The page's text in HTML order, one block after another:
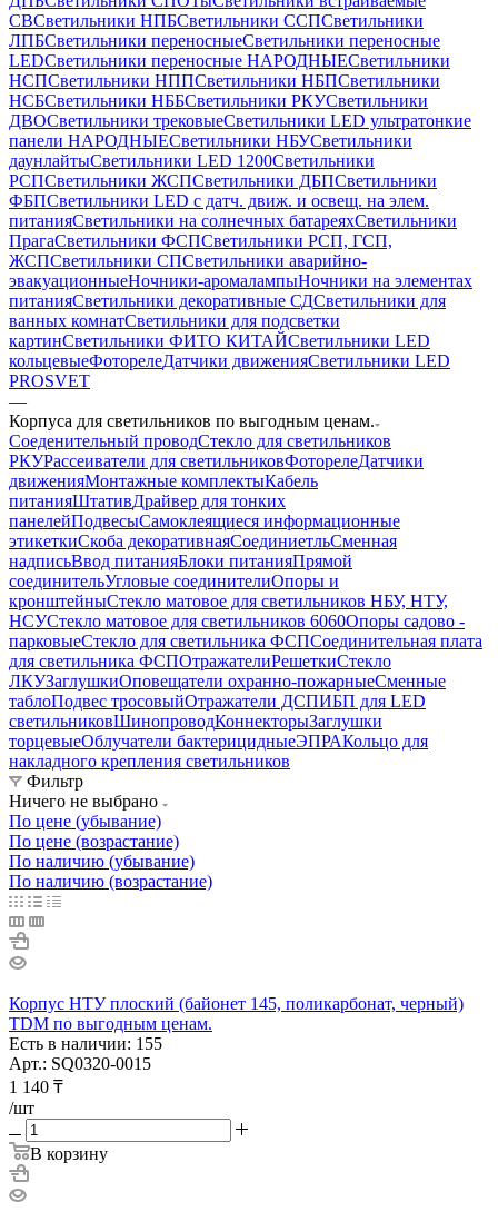
СВСветильники НПБСветильники ССПСветильники
ЛПБСветильники переносныеСветильники переносные
LEDСветильники переносные НАРОДНЫЕСветильники
НСПСветильники НППСветильники НБПСветильники
НСБСветильники НББСветильники РКУСветильники
ДВОСветильники трековыеСветильники LED ультратонкие
панели НАРОДНЫЕСветильники НБУСветильники
даунлайтыСветильники LED 1200Светильники
РСПСветильники ЖСПСветильники ДБПСветильники
ФБПСветильники LED с датч. движ. и освещ. на элем.
питанияСветильники на солнечных батареяхСветильники
ПрагаСветильники ФСПСветильники РСП, ГСП,
ЖСПСветильники СПСветильники аварийно-
эвакуационныеНочники-аромалампыНочники на элементах
питанияСветильники декоративные СДСветильники для
ванных комнатСветильники для подсветки
картинСветильники ФИТО КИТАЙСветильники LED
кольцевыеФоторелеДатчики движенияСветильники LED
PROSVET
—
Корпуса для светильников по выгодным ценам.
Соеденительный проводСтекло для светильников
РКУРассеиватели для светильниковФоторелеДатчики
движенияМонтажные комплектыКабель
питанияШтативДрайвер для тонких
панелейПодвесыСамоклеящиеся информационные
этикеткиСкоба декоративнаяСоединиетльСменная
надписьВвод питанияБлоки питанияПрямой
соединительУгловые соединителиОпоры и
кронштейныСтекло матовое для светильников НБУ, НТУ,
НСУСтекло матовое для светильников 6060Опоры садово -
парковыеСтекло для светильника ФСПСоединительная плата
для светильника ФСПОтражателиРешеткиСтекло
ЛКУЗаглушкиОповещатели охранно-пожарныеСменные
таблоПодвес тросовыйОтражатели ДСПИБП для LED
светильниковШинопроводКоннекторыЗаглушки
торцевыеОблучатели бактерицидныеЭПРАКольцо для
накладного крепления светильников
Фильтр
Ничего не выбрано
По цене (убывание)
По цене (возрастание)
По наличию (убывание)
По наличию (возрастание)
Корпус НТУ плоский (байонет 145, поликарбонат, черный)
TDM по выгодным ценам.
Есть в наличии: 155
Арт.: SQ0320-0015
1 140 ₸
/шт
В корзину